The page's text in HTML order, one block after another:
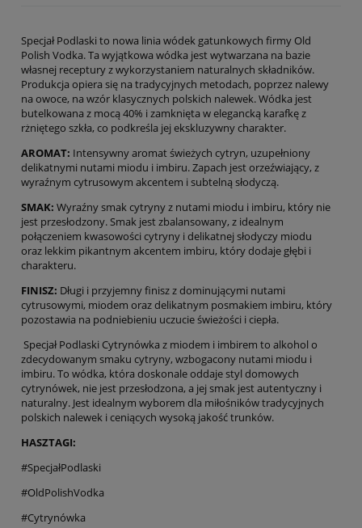
Specjał Podlaski to nowa linia wódek gatunkowych firmy Old
Polish Vodka. Ta wyjątkowa wódka jest wytwarzana na bazie
własnej receptury z wykorzystaniem naturalnych składników.
Produkcja opiera się na tradycyjnych metodach, poprzez nalewy
na owoce, na wzór klasycznych polskich nalewek. Wódka jest
butelkowana z mocą 40% i zamknięta w elegancką karafkę z
rżniętego szkła, co podkreśla jej ekskluzywny charakter.
AROMAT: Intensywny aromat świeżych cytryn, uzupełniony
delikatnymi nutami miodu i imbiru. Zapach jest orzeźwiający, z
wyraźnym cytrusowym akcentem i subtelną słodyczą.
SMAK: Wyraźny smak cytryny z nutami miodu i imbiru, który nie
jest przesłodzony. Smak jest zbalansowany, z idealnym
połączeniem kwasowości cytryny i delikatnej słodyczy miodu
oraz lekkim pikantnym akcentem imbiru, który dodaje głębi i
charakteru.
FINISZ: Długi i przyjemny finisz z dominującymi nutami
cytrusowymi, miodem oraz delikatnym posmakiem imbiru, który
pozostawia na podniebieniu uczucie świeżości i ciepła.
Specjał Podlaski Cytrynówka z miodem i imbirem to alkohol o
zdecydowanym smaku cytryny, wzbogacony nutami miodu i
imbiru. To wódka, która doskonale oddaje styl domowych
cytrynówek, nie jest przesłodzona, a jej smak jest autentyczny i
naturalny. Jest idealnym wyborem dla miłośników tradycyjnych
polskich nalewek i ceniących wysoką jakość trunków.
HASZTAGI:
#SpecjałPodlaski
#OldPolishVodka
#Cytrynówka